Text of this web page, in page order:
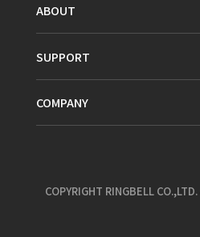
ABOUT
SUPPORT
COMPANY
COPYRIGHT RINGBELL